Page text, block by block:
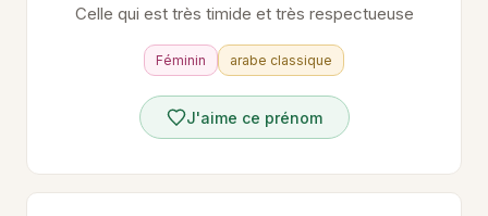
Celle qui est très timide et très respectueuse
Féminin arabe classique
J'aime ce prénom